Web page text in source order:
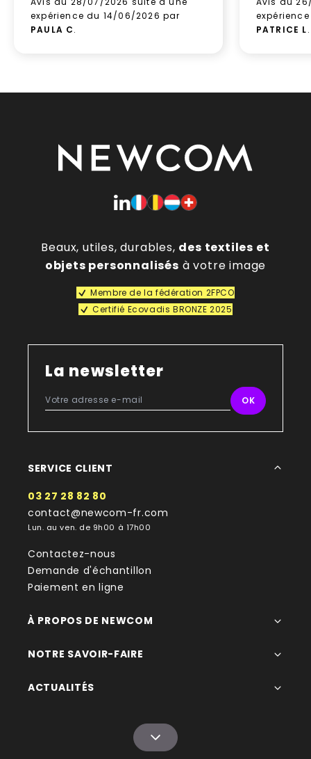
expérience du 14/06/2026 par
PAULA C.
PATRICE L.
Beaux, utiles, durables, des textiles et
objets personnalisés à votre image
Membre de la fédération 2FPCO
Certifié Ecovadis BRONZE 2025
La newsletter
SERVICE CLIENT
03 27 28 82 80
contact@newcom-fr.com
Lun. au ven. de 9h00 à 17h00
Contactez-nous
Demande d'échantillon
Paiement en ligne
À PROPOS DE NEWCOM
NOTRE SAVOIR-FAIRE
ACTUALITÉS